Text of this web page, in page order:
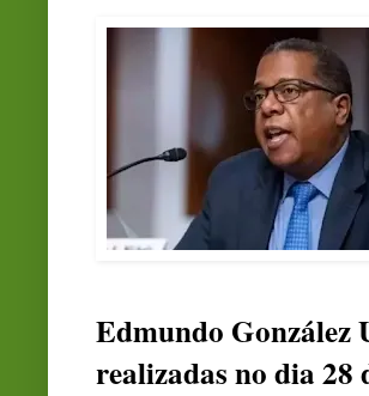
Edmundo González
realizadas no dia 28